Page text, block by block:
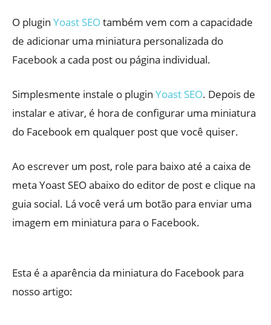
O plugin Yoast SEOtambém vem com a capacidade
de adicionar uma miniatura personalizada do
Facebook a cada post ou página individual.
Simplesmente instale o plugin Yoast SEO. Depois de
instalar e ativar, é hora de configurar uma miniatura
do Facebook em qualquer post que você quiser.
Ao escrever um post, role para baixo até a caixa de
meta Yoast SEO abaixo do editor de post e clique na
guia social. Lá você verá um botão para enviar uma
imagem em miniatura para o Facebook.
Esta é a aparência da miniatura do Facebook para
nosso artigo: